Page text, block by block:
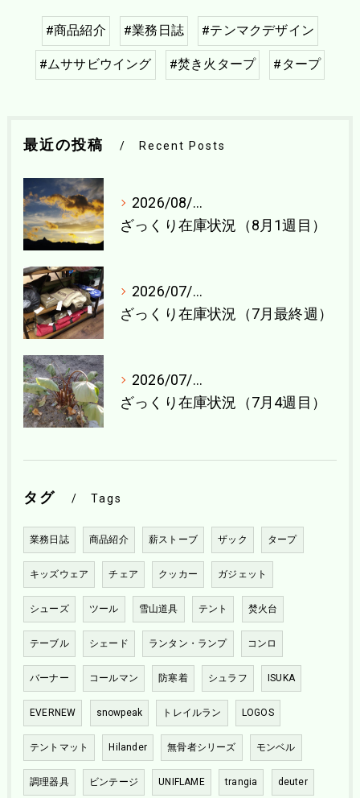
#商品紹介 #業務日誌 #テンマクデザイン
#ムササビウイング #焚き火タープ #タープ
最近の投稿 Recent Posts
2026/08/04
ざっくり在庫状況（8月1週目）
2026/07/27
ざっくり在庫状況（7月最終週）
2026/07/21
ざっくり在庫状況（7月4週目）
タグ Tags
業務日誌 商品紹介 薪ストーブ ザック タープ
キッズウェア チェア クッカー ガジェット
シューズ ツール 雪山道具 テント 焚火台
テーブル シェード ランタン・ランプ コンロ
バーナー コールマン 防寒着 シュラフ ISUKA
EVERNEW snowpeak トレイルラン LOGOS
テントマット Hilander 無骨者シリーズ モンベル
調理器具 ビンテージ UNIFLAME trangia deuter